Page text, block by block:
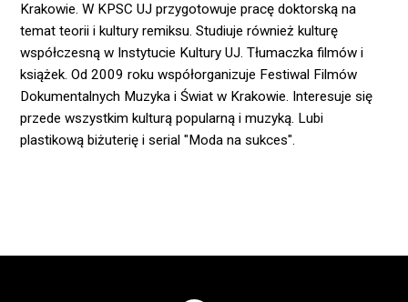
Krakowie. W KPSC UJ przygotowuje pracę doktorską na
temat teorii i kultury remiksu. Studiuje również kulturę
współczesną w Instytucie Kultury UJ. Tłumaczka filmów i
książek. Od 2009 roku współorganizuje Festiwal Filmów
Dokumentalnych Muzyka i Świat w Krakowie. Interesuje się
przede wszystkim kulturą popularną i muzyką. Lubi
plastikową biżuterię i serial "Moda na sukces".